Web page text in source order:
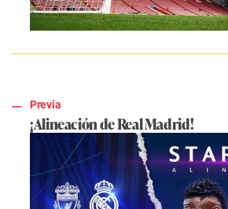
Previa
¡Alineación de Real Madrid!